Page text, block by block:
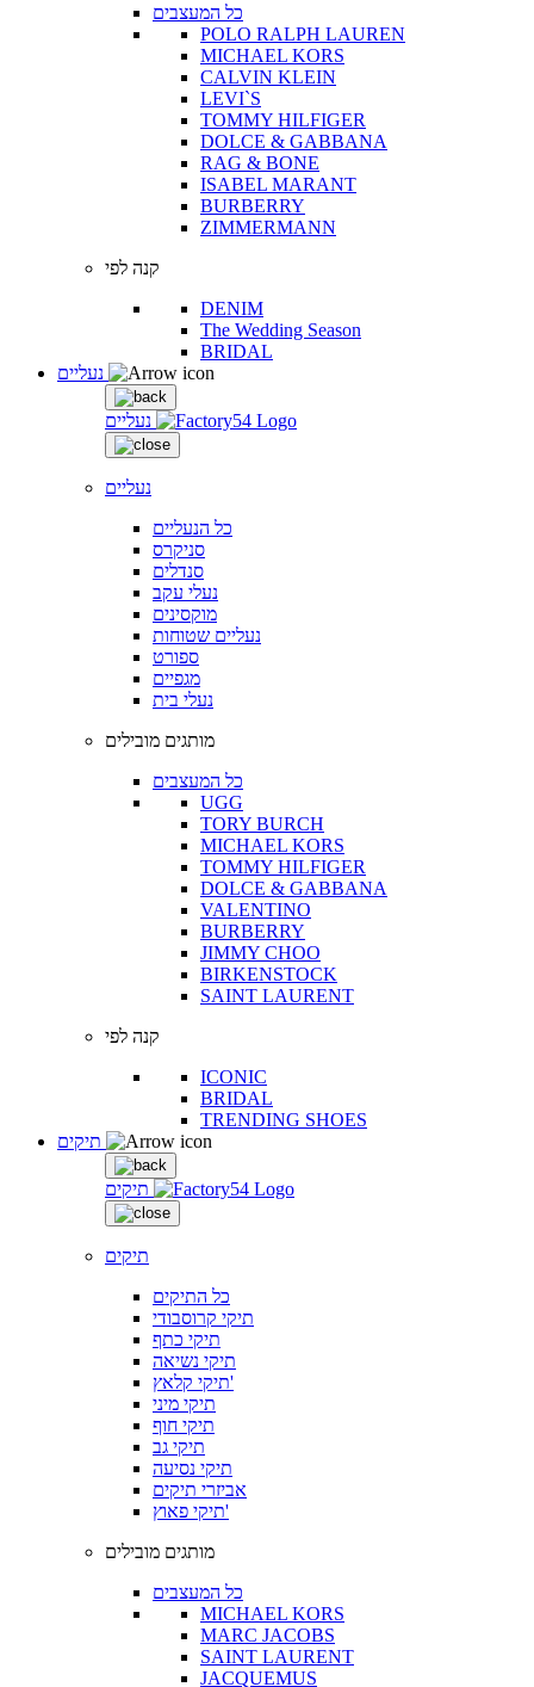
כל המעצבים
POLO RALPH LAUREN
MICHAEL KORS
CALVIN KLEIN
LEVI`S
TOMMY HILFIGER
DOLCE & GABBANA
RAG & BONE
ISABEL MARANT
BURBERRY
ZIMMERMANN
קנה לפי
DENIM
The Wedding Season
BRIDAL
נעליים
נעליים
כל הנעליים
סניקרס
סנדלים
נעלי עקב
מוקסינים
נעליים שטוחות
ספורט
מגפיים
נעלי בית
מותגים מובילים
כל המעצבים
UGG
TORY BURCH
MICHAEL KORS
TOMMY HILFIGER
DOLCE & GABBANA
VALENTINO
BURBERRY
JIMMY CHOO
BIRKENSTOCK
SAINT LAURENT
קנה לפי
ICONIC
BRIDAL
TRENDING SHOES
תיקים
תיקים
כל התיקים
תיקי קרוסבודי
תיקי כתף
תיקי נשיאה
תיקי קלאץ'
תיקי מיני
תיקי חוף
תיקי גב
תיקי נסיעה
אביזרי תיקים
תיקי פאוץ'
מותגים מובילים
כל המעצבים
MICHAEL KORS
MARC JACOBS
SAINT LAURENT
JACQUEMUS